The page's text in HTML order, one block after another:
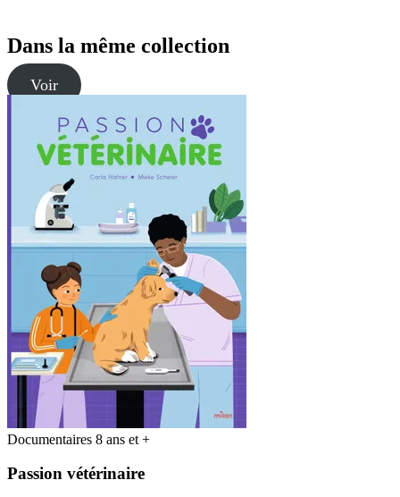
Dans la même collection
Voir
Documentaires 8 ans et +
Passion vétérinaire